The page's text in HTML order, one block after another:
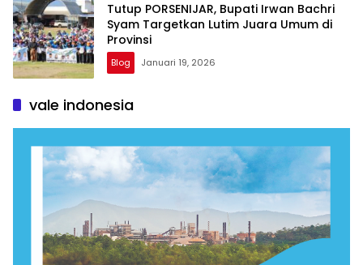
Tutup PORSENIJAR, Bupati Irwan Bachri
Syam Targetkan Lutim Juara Umum di
Provinsi
Blog Januari 19, 2026
vale indonesia